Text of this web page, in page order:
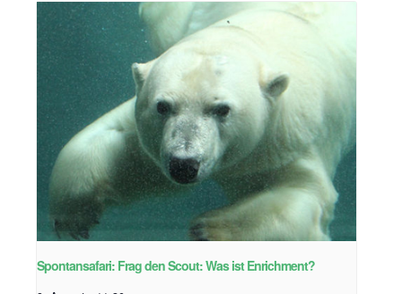
Spontansafari: Frag den Scout: Was ist Enrichment?